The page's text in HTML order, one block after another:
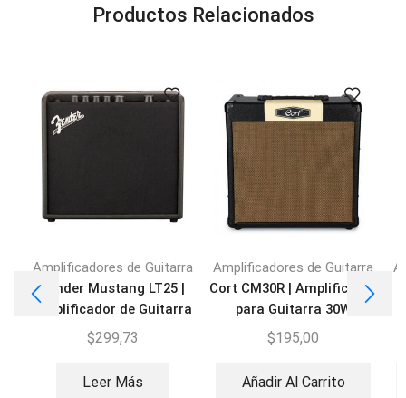
Productos Relacionados
Amplificadores de Guitarra
Fender Mustang LT25 |
Amplificador de Guitarra
$299,73
Leer Más
Amplificadores de Guitarra
Cort CM30R | Amplificador
para Guitarra 30W
$195,00
Añadir Al Carrito